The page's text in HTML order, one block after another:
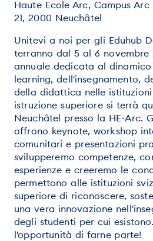
Haute Ecole Arc, Campus Arc
21, 2000 Neuchâtel
Unitevi a noi per gli Eduhub
terranno dal 5 al 6 novembre
annuale dedicata al
learning, dell'insegnamento,
della didattica nelle istituzioni
istruzione superiore si terrà
Neuchâtel presso la HE-Arc.
offrono keynote, workshop
comunitari e presentazioni
svilupperemo competenze,
esperienze e creeremo le
permettono alle istituzioni
superiore di riconoscere,
una vera innovazione
degli studenti per cui
l'opportunità di farne parte!